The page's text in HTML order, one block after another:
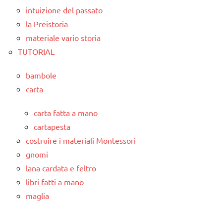
intuizione del passato
la Preistoria
materiale vario storia
TUTORIAL
bambole
carta
carta fatta a mano
cartapesta
costruire i materiali Montessori
gnomi
lana cardata e feltro
libri fatti a mano
maglia